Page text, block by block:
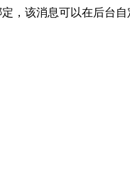
，该消息可以在后台自